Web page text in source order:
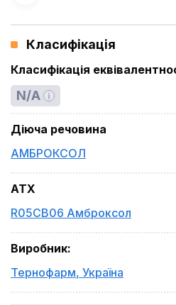
Класифікація
Класифікація
N/A
Діюча речовина
АМБРОКСОЛ
ATX
R05CB06 Амброксол
Виробник:
Тернофарм, Україна